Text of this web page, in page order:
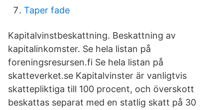
Taper fade
Kapitalvinstbeskattning. Beskattning av
kapitalinkomster. Se hela listan på
foreningsresursen.fi Se hela listan på
skatteverket.se Kapitalvinster är vanligtvis
skattepliktiga till 100 procent, och överskott
beskattas separat med en statlig skatt på 30